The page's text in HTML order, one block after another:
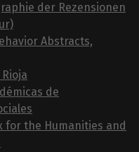
der Rezensionen
Abstracts,
de
for the Humanities and